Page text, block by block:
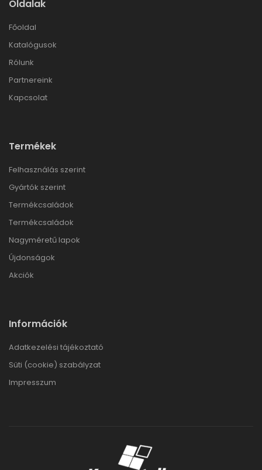
Oldalak
Főoldal
Katalógusok
Rólunk
Partnereink
Kapcsolat
Termékek
Felhasználás szerint
Gyártók szerint
Termékcsaládok
Termékcsaládok
Nagyméretű lapok
Újdonságok
Akciók
Információk
Adatkezelési tájékoztató
Süti (cookie) szabályzat
Impresszum